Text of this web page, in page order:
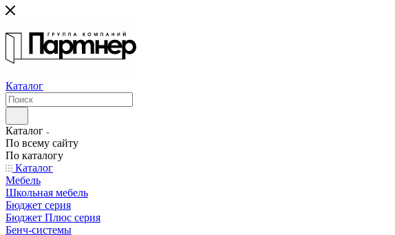
Каталог
Каталог
По всему сайту
По каталогу
Каталог
Мебель
Школьная мебель
Бюджет серия
Бюджет Плюс серия
Бенч-системы